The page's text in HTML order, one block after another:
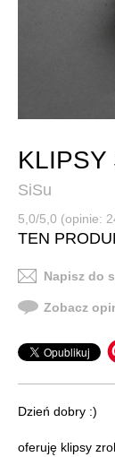
KLIPSY
SiSu
5,0/5,0 (opinie:
TEN
Napisz do
Zobacz
Dzień dobry :)
oferuję klipsy